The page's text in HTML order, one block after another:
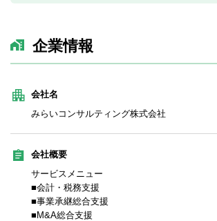
企業情報
会社名
みらいコンサルティング株式会社
会社概要
サービスメニュー
■会計・税務支援
■事業承継総合支援
■M&A総合支援